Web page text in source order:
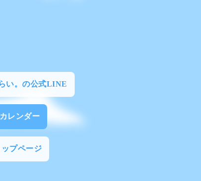
い。の公式LINE
カレンダー
ップページ